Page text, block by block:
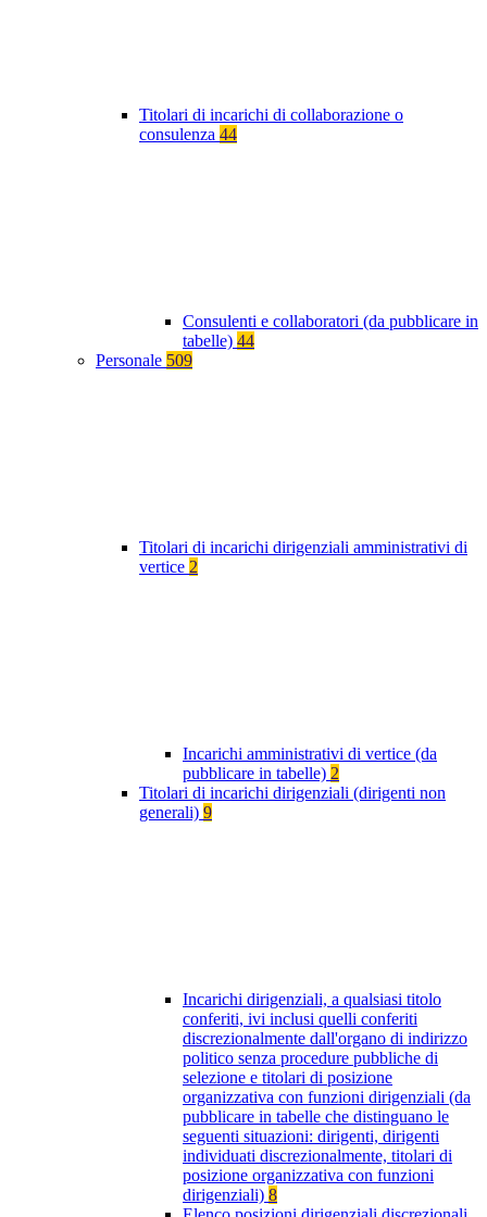
Titolari di incarichi di collaborazione o
consulenza 44
Consulenti e collaboratori (da pubblicare in
tabelle) 44
Personale 509
Titolari di incarichi dirigenziali amministrativi di
vertice 2
Incarichi amministrativi di vertice (da
pubblicare in tabelle) 2
Titolari di incarichi dirigenziali (dirigenti non
generali) 9
Incarichi dirigenziali, a qualsiasi titolo
conferiti, ivi inclusi quelli conferiti
discrezionalmente dall'organo di indirizzo
politico senza procedure pubbliche di
selezione e titolari di posizione
organizzativa con funzioni dirigenziali (da
pubblicare in tabelle che distinguano le
seguenti situazioni: dirigenti, dirigenti
individuati discrezionalmente, titolari di
posizione organizzativa con funzioni
dirigenziali) 8